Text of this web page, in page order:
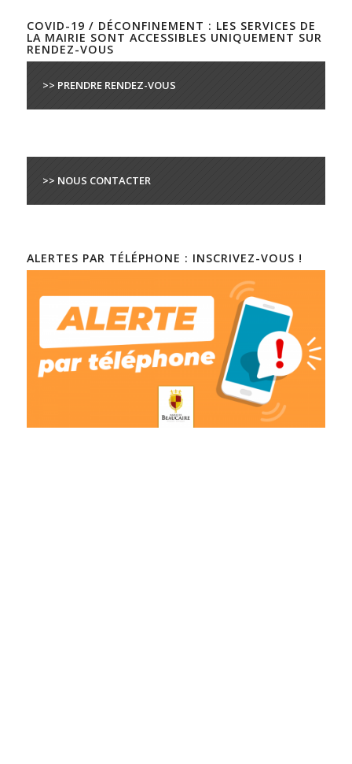
COVID-19 / DÉCONFINEMENT : LES SERVICES DE
LA MAIRIE SONT ACCESSIBLES UNIQUEMENT SUR
RENDEZ-VOUS
>> PRENDRE RENDEZ-VOUS
>> NOUS CONTACTER
ALERTES PAR TÉLÉPHONE : INSCRIVEZ-VOUS !